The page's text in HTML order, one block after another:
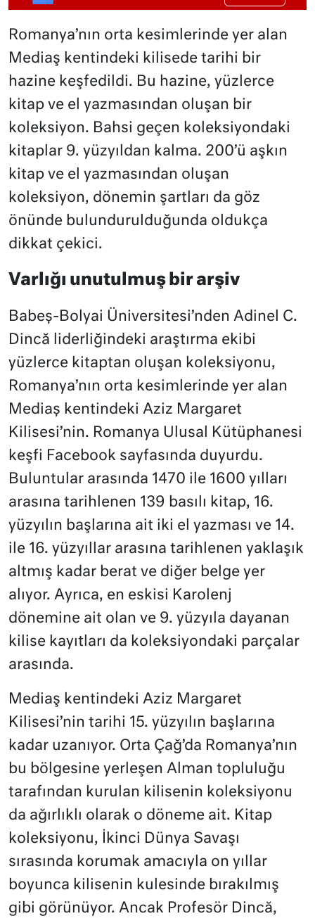
Romanya’nın orta kesimlerinde yer alan
Mediaş kentindeki kilisede tarihi bir
hazine keşfedildi. Bu hazine, yüzlerce
kitap ve el yazmasından oluşan bir
koleksiyon. Bahsi geçen koleksiyondaki
kitaplar 9. yüzyıldan kalma. 200’ü aşkın
kitap ve el yazmasından oluşan
koleksiyon, dönemin şartları da göz
önünde bulundurulduğunda oldukça
dikkat çekici.
Varlığı unutulmuş bir arşiv
Babeș-Bolyai Üniversitesi’nden Adinel C.
Dincă liderliğindeki araştırma ekibi
yüzlerce kitaptan oluşan koleksiyonu,
Romanya’nın orta kesimlerinde yer alan
Mediaș kentindeki Aziz Margaret
Kilisesi’nin. Romanya Ulusal Kütüphanesi
keşfi Facebook sayfasında duyurdu.
Buluntular arasında 1470 ile 1600 yılları
arasına tarihlenen 139 basılı kitap, 16.
yüzyılın başlarına ait iki el yazması ve 14.
ile 16. yüzyıllar arasına tarihlenen yaklaşık
altmış kadar berat ve diğer belge yer
alıyor. Ayrıca, en eskisi Karolenj
dönemine ait olan ve 9. yüzyıla dayanan
kilise kayıtları da koleksiyondaki parçalar
arasında.
Mediaş kentindeki Aziz Margaret
Kilisesi’nin tarihi 15. yüzyılın başlarına
kadar uzanıyor. Orta Çağ’da Romanya’nın
bu bölgesine yerleşen Alman topluluğu
tarafından kurulan kilisenin koleksiyonu
da ağırlıklı olarak o döneme ait. Kitap
koleksiyonu, İkinci Dünya Savaşı
sırasında korumak amacıyla on yıllar
boyunca kilisenin kulesinde bırakılmış
gibi görünüyor. Ancak Profesör Dincă,